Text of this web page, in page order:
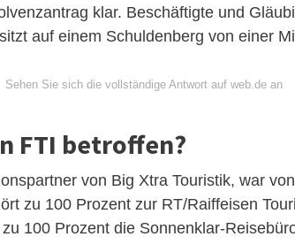
klar. Beschäftigte und
auf einem Schuldenberg von einer
Sehen Sie sich die vollständige Antwort auf web.de an
FTI betroffen?
von Big Xtra Touristik, war
zu 100 Prozent zur RT/Raiffeisen
100 Prozent die Sonnenklar-